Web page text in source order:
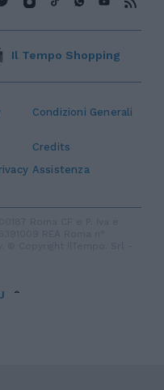
Condizioni Generali
Credits
Assistenza
Il Tempo Shopping